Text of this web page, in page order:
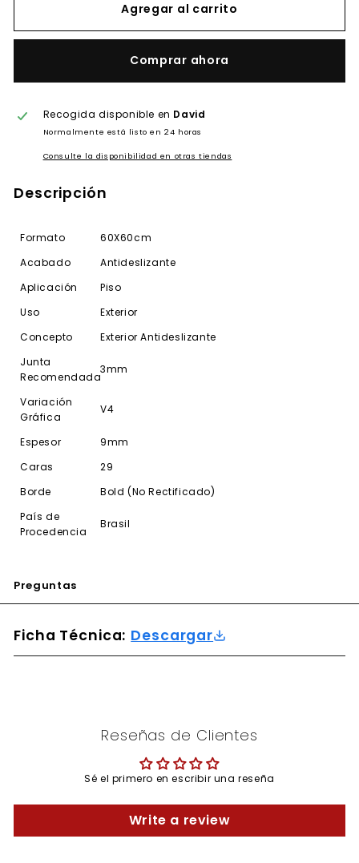
Agregar al carrito
Comprar ahora
Recogida disponible en David
Normalmente está listo en 24 horas
Consulte la disponibilidad en otras tiendas
Descripción
Formato
60X60cm
Acabado
Antideslizante
Aplicación
Piso
Uso
Exterior
Concepto
Exterior Antideslizante
Junta
Recomendada
3mm
Variación
Gráfica
V4
Espesor
9mm
Caras
29
Borde
Bold (No Rectificado)
País de
Procedencia
Brasil
Preguntas
Ficha Técnica: Descargar
Reseñas de Clientes
Sé el primero en escribir una reseña
Write a review